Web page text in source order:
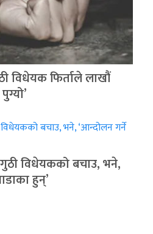
विधेयक फिर्ताले लाखौं
गुठी विधेयकको बचाउ, भने,
हुन्’